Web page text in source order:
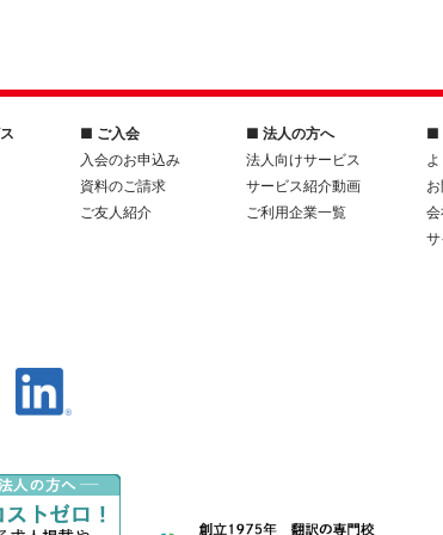
■ ご入会
入会のお申込み
資料のご請求
ご友人紹介
■ 法人の方へ
法人向けサービス
サービス紹介動画
ご利用企業一覧
■